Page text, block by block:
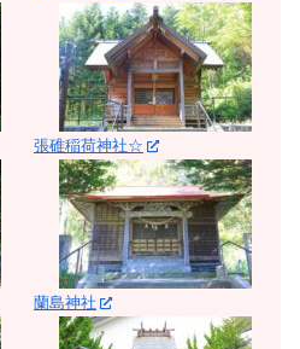
張碓稲荷神社☆
蘭島神社